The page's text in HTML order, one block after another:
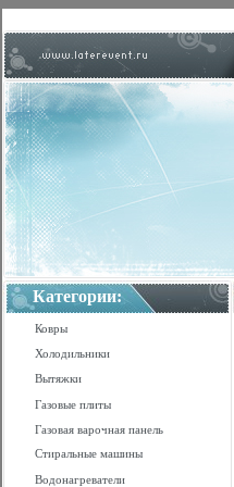
Категории:
Ковры
Холодильники
Вытяжки
Газовые плиты
Газовая варочная панель
Стиральные машины
Водонагреватели